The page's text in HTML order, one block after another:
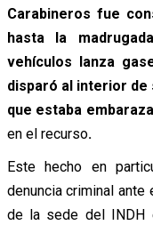
Carabineros fue
hasta la
vehículos lanza
disparó al interior de
que estaba
en el recurso.
Este hecho en
denuncia criminal
de la sede del INDH